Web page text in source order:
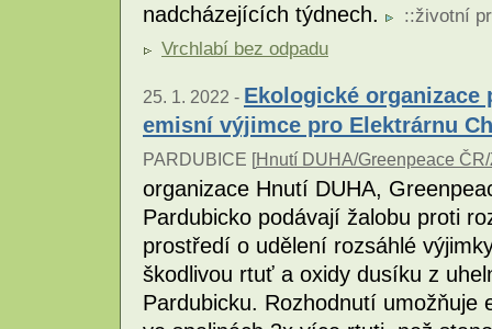
nadcházejících týdnech.
::životní
Vrchlabí bez odpadu
25. 1. 2022 - Ekologické organizace
emisní výjimce pro Elektrárnu
PARDUBICE [Hnutí DUHA/Greenpeace
organizace Hnutí DUHA,
Pardubicko podávají žalobu proti
prostředí o udělení rozsáhlé
škodlivou rtuť a oxidy dusíku z
Pardubicku. Rozhodnutí umožňuje